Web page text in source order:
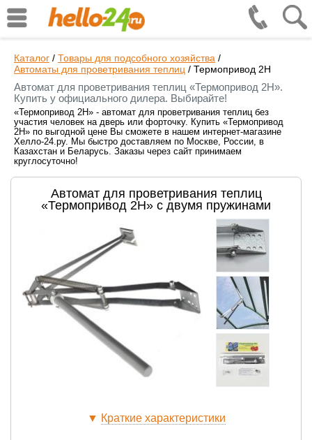
Каталог / Товары для подсобного хозяйства /
Автоматы для проветривания теплиц / Термопривод 2Н
Автомат для проветривания теплиц «Термопривод 2Н».
Купить у официального дилера. Выбирайте!
«Термопривод 2Н» - автомат для проветривания теплиц без
участия человек на дверь или форточку. Купить «Термопривод
2Н» по выгодной цене Вы сможете в нашем интернет-магазине
Хелло-24.ру. Мы быстро доставляем по Москве, России, в
Казахстан и Беларусь. Заказы через сайт принимаем
круглосуточно!
Автомат для проветривания теплиц
«Термопривод 2Н» с двумя пружинами
▼ Краткие характеристики